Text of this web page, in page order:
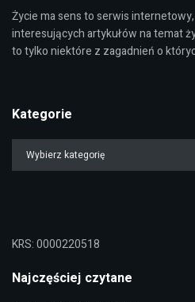
Życie ma sens to serwis
interesujących artykułów na temat
to tylko niektóre z zagadnień o
Kategorie
KRS: 0000220518
Najczęściej czytane